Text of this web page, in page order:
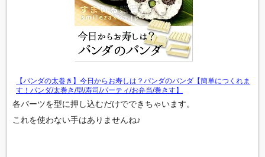
【パンダの太巻き】今日からお寿しは？パンダのバンダ【簡単につくれま
す！パンダ/太巻き/型/寿司/パーティ/お弁当/巻きす】
各パーツを型に押し込むだけでできちゃいます。
これを使わない手はありませんね♪